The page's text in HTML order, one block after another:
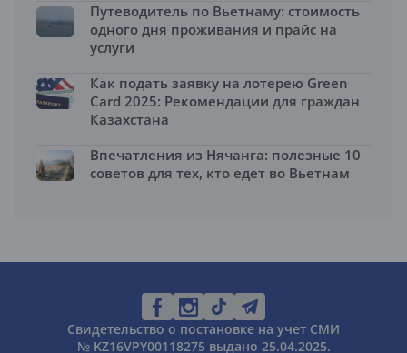
Путеводитель по Вьетнаму: стоимость
одного дня проживания и прайс на
услуги
Как подать заявку на лотерею Green
Card 2025: Рекомендации для граждан
Казахстана
Впечатления из Нячанга: полезные 10
советов для тех, кто едет во Вьетнам
Свидетельство о постановке на учет СМИ
№ KZ16VPY00118275 выдано 25.04.2025.